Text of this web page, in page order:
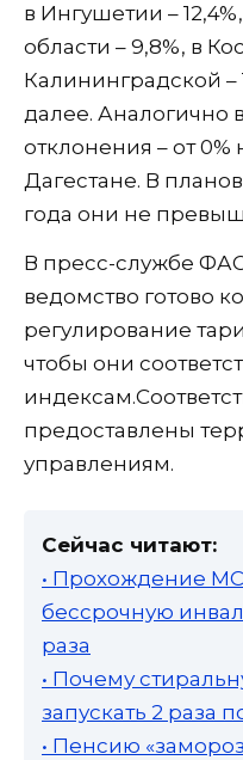
в Ингушетии –
области – 9,8%, в
Калининградской –
далее. Аналогично
отклонения – от 0%
Дагестане. В
года они не
В пресс-службе
ведомство готово
регулирование
чтобы они
предоставлены
управлениям.
Сейчас читают:
• Прохождение
бессрочную
раза
• Почему
запускать 2 раза
• Пенсию